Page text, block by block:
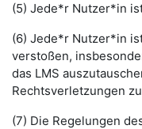
(5) Jede*r Nutzer*in
(6) Jede*r Nutzer*in
verstoßen,
das LMS
Rechtsverletzungen
(7) Die Regelungen